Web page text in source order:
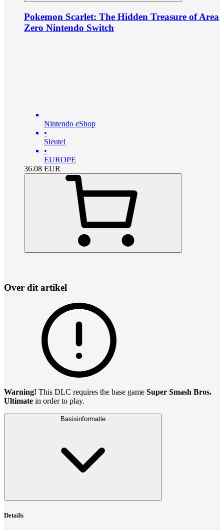
Pokemon Scarlet: The Hidden Treasure of Area
Zero Nintendo Switch
Nintendo eShop
•
Sleutel
•
EUROPE
36.08 EUR
Over dit artikel
Warning! This DLC requires the base game Super Smash Bros.
Ultimate in order to play.
Basisinformatie
Details